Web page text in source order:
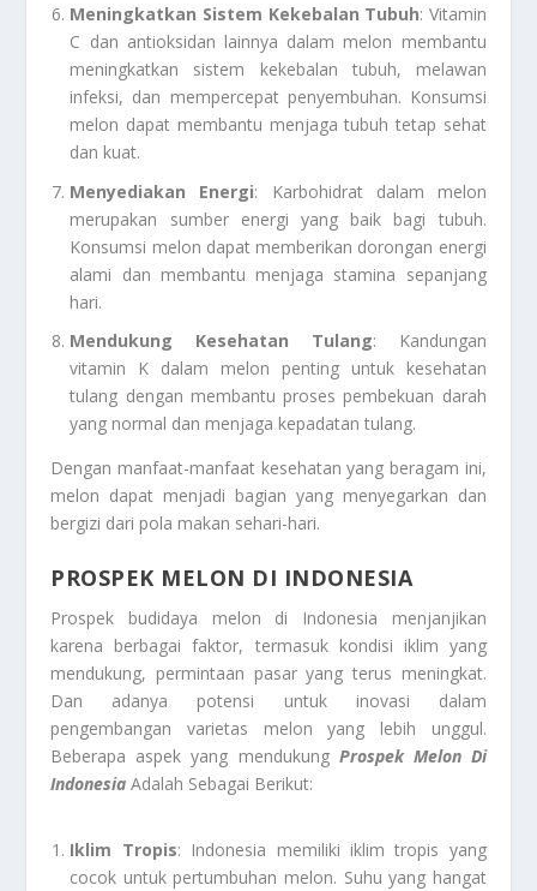
Meningkatkan Sistem Kekebalan Tubuh: Vitamin
C dan antioksidan lainnya dalam melon membantu
meningkatkan sistem kekebalan tubuh, melawan
infeksi, dan mempercepat penyembuhan. Konsumsi
melon dapat membantu menjaga tubuh tetap sehat
dan kuat.
Menyediakan Energi: Karbohidrat dalam melon
merupakan sumber energi yang baik bagi tubuh.
Konsumsi melon dapat memberikan dorongan energi
alami dan membantu menjaga stamina sepanjang
hari.
Mendukung Kesehatan Tulang: Kandungan
vitamin K dalam melon penting untuk kesehatan
tulang dengan membantu proses pembekuan darah
yang normal dan menjaga kepadatan tulang.
Dengan manfaat-manfaat kesehatan yang beragam ini,
melon dapat menjadi bagian yang menyegarkan dan
bergizi dari pola makan sehari-hari.
PROSPEK MELON DI INDONESIA
Prospek budidaya melon di Indonesia menjanjikan
karena berbagai faktor, termasuk kondisi iklim yang
mendukung, permintaan pasar yang terus meningkat.
Dan adanya potensi untuk inovasi dalam
pengembangan varietas melon yang lebih unggul.
Beberapa aspek yang mendukung Prospek Melon Di
Indonesia Adalah Sebagai Berikut:
Iklim Tropis: Indonesia memiliki iklim tropis yang
cocok untuk pertumbuhan melon. Suhu yang hangat